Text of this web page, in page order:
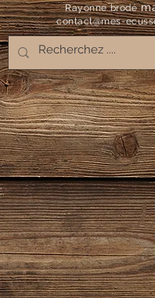
Rayonne brodé
contact@mes-